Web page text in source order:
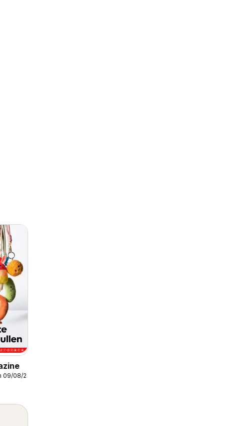
08/2026